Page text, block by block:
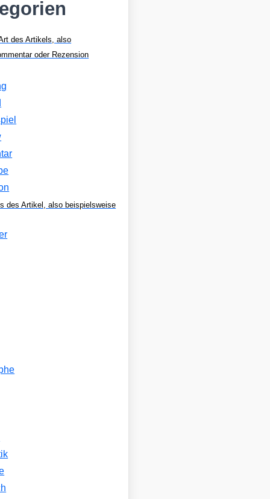
des Artikels, also
oder Rezension
des Artikel, also beispielsweise